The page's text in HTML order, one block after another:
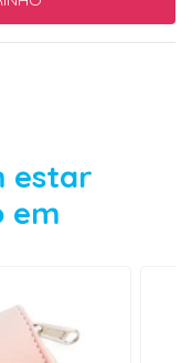
estar
em